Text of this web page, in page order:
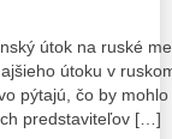
útok na ruské
útoku v
pýtajú, čo by
predstaviteľov […]